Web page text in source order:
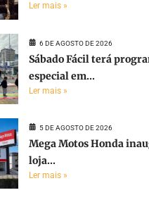
Ler mais »
6 DE AGOSTO DE 2026
Sábado Fácil terá
especial em...
Ler mais »
5 DE AGOSTO DE 2026
Mega Motos Honda
loja...
Ler mais »